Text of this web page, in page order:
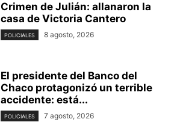
Crimen de Julián: allanaron la
casa de Victoria Cantero
POLICIALES 8 agosto, 2026
El presidente del Banco del
Chaco protagonizó un terrible
accidente: está...
POLICIALES 7 agosto, 2026